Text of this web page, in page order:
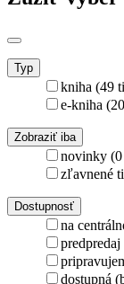
Typ
kniha (49
e-kniha
Zobraziť iba
novinky
zľavnené
Dostupnosť
na
dostupná